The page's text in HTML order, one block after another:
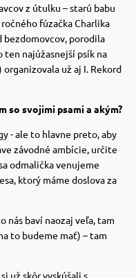
z útulku – starú babu
fúzačka Charlika
bezdomovcov, porodila
ten najúžasnejší psík na
už aj I. Rekord
so svojimi psami a akým?
- ale to hlavne preto, aby
závodné ambície, určite
odmalička venujeme
ktorý máme doslova za
nás baví naozaj veľa, tam
to budeme mať) – tam
už skôr vyskúšali s